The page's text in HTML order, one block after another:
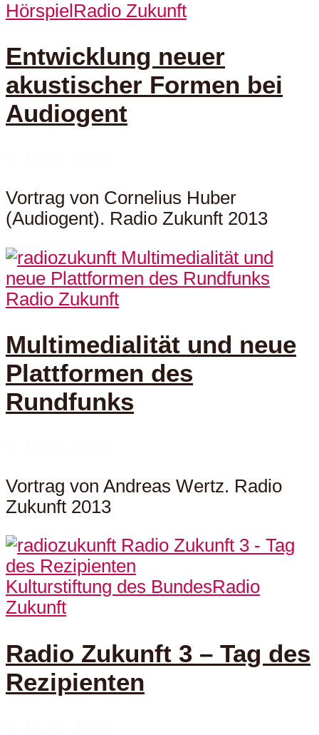
Hörspiel Radio Zukunft
Entwicklung neuer
akustischer Formen bei
Audiogent
Vortrag von Cornelius Huber
(Audiogent). Radio Zukunft 2013
Radio Zukunft
Multimedialität und neue
Plattformen des
Rundfunks
Vortrag von Andreas Wertz. Radio
Zukunft 2013
Kulturstiftung des BundesRadio
Zukunft
Radio Zukunft 3 – Tag des
Rezipienten